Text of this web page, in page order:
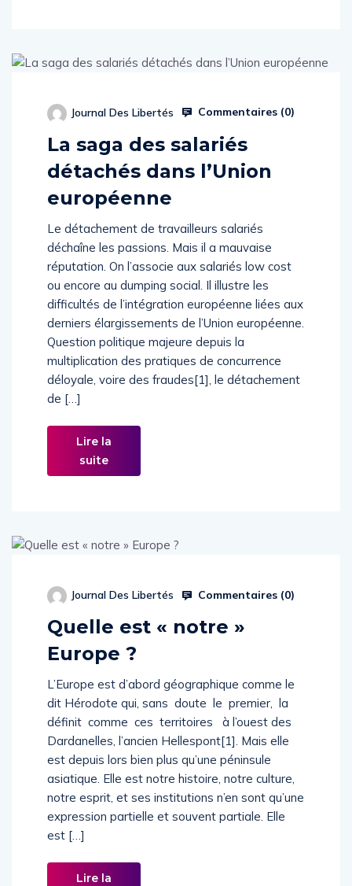
Journal Des Libertés Commentaires (0)
La saga des salariés
détachés dans l’Union
européenne
Le détachement de travailleurs salariés
déchaîne les passions. Mais il a mauvaise
réputation. On l’associe aux salariés low cost
ou encore au dumping social. Il illustre les
difficultés de l’intégration européenne liées aux
derniers élargissements de l’Union européenne.
Question politique majeure depuis la
multiplication des pratiques de concurrence
déloyale, voire des fraudes[1], le détachement
de […]
Lire la
suite
Journal Des Libertés Commentaires (0)
Quelle est « notre »
Europe ?
L’Europe est d’abord géographique comme le
dit Hérodote qui, sans doute le premier, la
définit comme ces territoires à l’ouest des
Dardanelles, l’ancien Hellespont[1]. Mais elle
est depuis lors bien plus qu’une péninsule
asiatique. Elle est notre histoire, notre culture,
notre esprit, et ses institutions n’en sont qu’une
expression partielle et souvent partiale. Elle
est […]
Lire la